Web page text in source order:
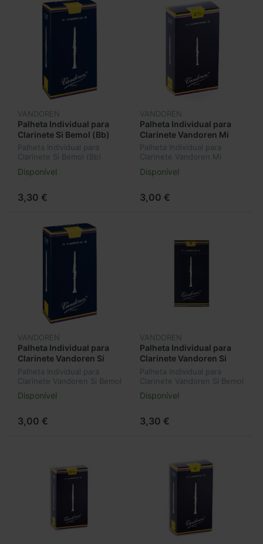
VANDOREN
Palheta Individual para
Clarinete Si Bemol (Bb)
Vandoren Nº2 CR102
Palheta Individual para
Clarinete Si Bemol (Bb)
Vandoren Nº2 CR102
Disponível
3,30 €
VANDOREN
Palheta Individual para
Clarinete Vandoren Mi
Bemol (Eb) Nº2,5 CR1125
Palheta Individual para
Clarinete Vandoren Mi
Bemol (Eb) Nº2,5 CR1125
Disponível
3,00 €
VANDOREN
Palheta Individual para
Clarinete Vandoren Si
Bemol (Bb) Nº2,5 CR1025
Palheta Individual para
Clarinete Vandoren Si Bemol
(Bb) Nº2,5 CR1025
Disponível
3,00 €
VANDOREN
Palheta Individual para
Clarinete Vandoren Si
Bemol (Bb) Nº3 CR103
Palheta Individual para
Clarinete Vandoren Si Bemol
(Bb) Nº3 CR103
Disponível
3,30 €